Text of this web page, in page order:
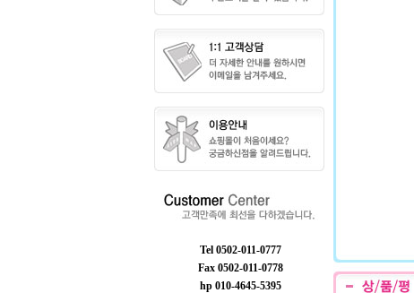
Tel 0502-011-0777
Fax 0502-011-0778
hp 010-4645-5395